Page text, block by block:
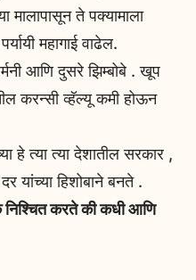
मालापासून ते पक्यामाला
महागाई वाढेल.
आणि दुसरे झिम्बोबे . खूप
करन्सी व्हॅल्यू कमी होऊन
हे त्या त्या देशातील सरकार ,
हिशोबाने बनते .
निश्चित करते की कधी आणि